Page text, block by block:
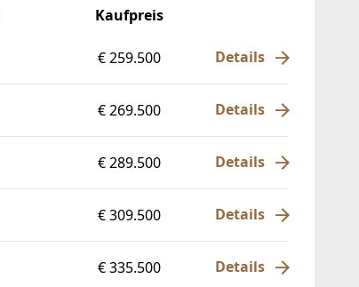
Kaufpreis
€ 259.500 Details
€ 269.500 Details
€ 289.500 Details
€ 309.500 Details
€ 335.500 Details